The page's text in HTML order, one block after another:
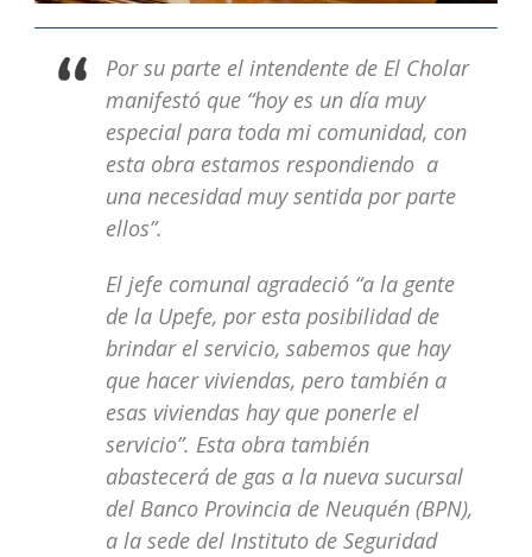
Por su parte el intendente de El Cholar
manifestó que “hoy es un día muy
especial para toda mi comunidad, con
esta obra estamos respondiendo a
una necesidad muy sentida por parte
ellos”.
El jefe comunal agradeció “a la gente
de la Upefe, por esta posibilidad de
brindar el servicio, sabemos que hay
que hacer viviendas, pero también a
esas viviendas hay que ponerle el
servicio”. Esta obra también
abastecerá de gas a la nueva sucursal
del Banco Provincia de Neuquén (BPN),
a la sede del Instituto de Seguridad